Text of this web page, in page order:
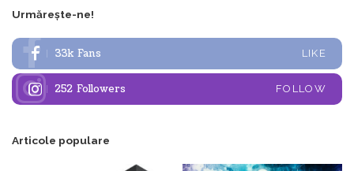
Urmărește-ne!
33k Fans LIKE
252 Followers FOLLOW
Articole populare